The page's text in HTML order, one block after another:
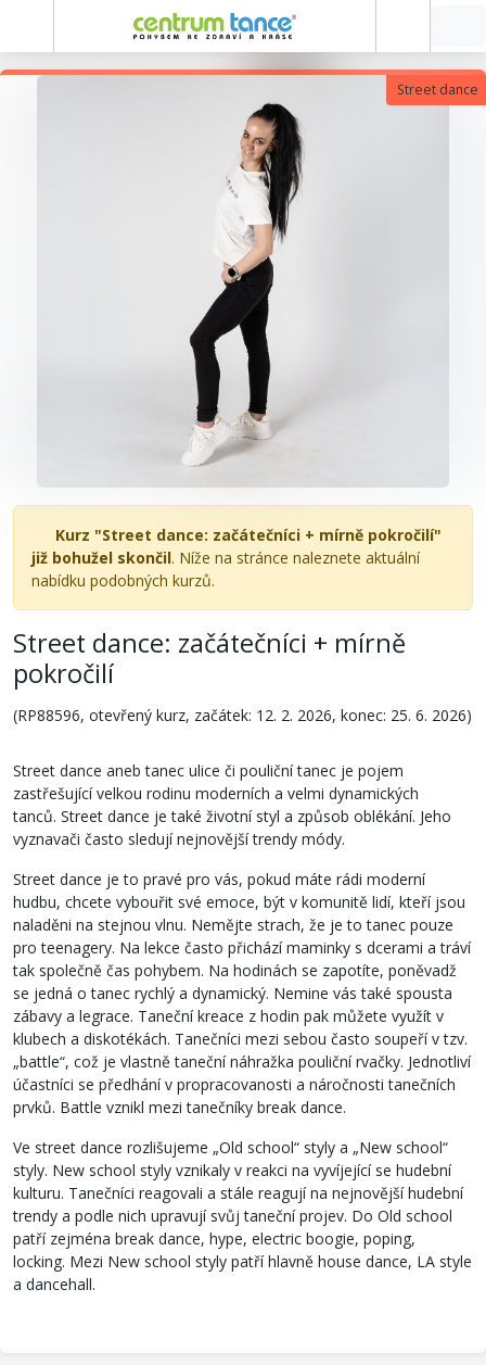
Street dance
Kurz "Street dance: začátečníci + mírně pokročilí"
již bohužel skončil. Níže na stránce naleznete aktuální
nabídku podobných kurzů.
Street dance: začátečníci + mírně
pokročilí
(RP88596, otevřený kurz, začátek: 12. 2. 2026, konec: 25. 6. 2026)
Street dance aneb tanec ulice či pouliční tanec je pojem
zastřešující velkou rodinu moderních a velmi dynamických
tanců. Street dance je také životní styl a způsob oblékání. Jeho
vyznavači často sledují nejnovější trendy módy.
Street dance je to pravé pro vás, pokud máte rádi moderní
hudbu, chcete vybouřit své emoce, být v komunitě lidí, kteří jsou
naladěni na stejnou vlnu. Nemějte strach, že je to tanec pouze
pro teenagery. Na lekce často přichází maminky s dcerami a tráví
tak společně čas pohybem. Na hodinách se zapotíte, poněvadž
se jedná o tanec rychlý a dynamický. Nemine vás také spousta
zábavy a legrace. Taneční kreace z hodin pak můžete využít v
klubech a diskotékách. Tanečníci mezi sebou často soupeří v tzv.
„battle“, což je vlastně taneční náhražka pouliční rvačky. Jednotliví
účastníci se předhání v propracovanosti a náročnosti tanečních
prvků. Battle vznikl mezi tanečníky break dance.
Ve street dance rozlišujeme „Old school“ styly a „New school“
styly. New school styly vznikaly v reakci na vyvíjející se hudební
kulturu. Tanečníci reagovali a stále reagují na nejnovější hudební
trendy a podle nich upravují svůj taneční projev. Do Old school
patří zejména break dance, hype, electric boogie, poping,
locking. Mezi New school styly patří hlavně house dance, LA style
a dancehall.